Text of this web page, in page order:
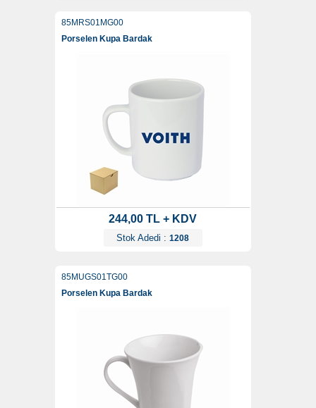
85MRS01MG00
Porselen Kupa Bardak
244,00 TL + KDV
Stok Adedi : 1208
85MUGS01TG00
Porselen Kupa Bardak